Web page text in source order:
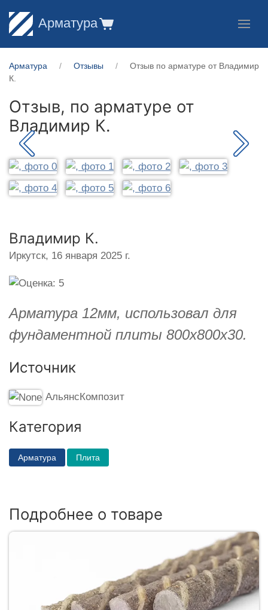
Арматура
Арматура Отзывы
Отзыв по арматуре от Владимир
К.
Отзыв, по арматуре от
Владимир К.
Владимир К.
Иркутск, 16 января 2025 г.
Арматура 12мм, использовал для
фундаментной плиты 800х800х30.
Источник
АльянсКомпозит
Категория
Арматура Плита
Подробнее о товаре